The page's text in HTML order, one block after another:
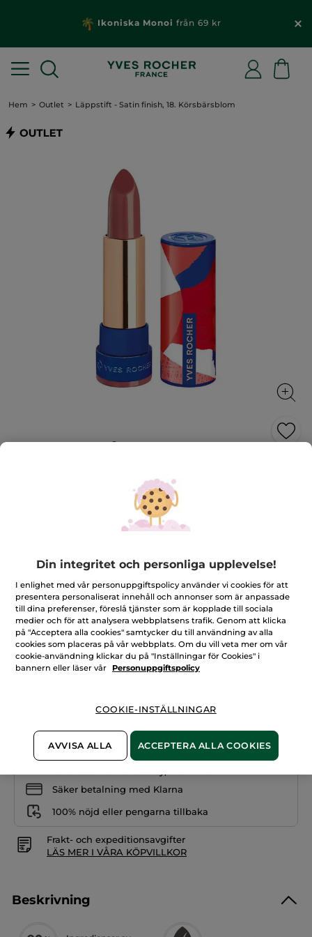
Ikoniska Monoi från 69 kr
Hem Outlet Läppstift - Satin finish, 18. Körsbärsblom
Läppstift - Satin finish, 18.
Körsbärsblom
Maximal färg som håller länge
3.7 g
4.1
av
stjärnor.
Läs
recensioner
Läppstift
-
Satin
finish,15.
Granatäpple
136,00 Kr
18. Körsbärsblom
Antal
LÄGG I VARUKORGEN
Fri frakt vid köp över 229 kr
Säker betalning med Klarna
100% nöjd eller pengarna tillbaka
Frakt- och expeditionsavgifter
LÄS MER I VÅRA KÖPVILLKOR
Beskrivning
Din integritet och personliga upplevelse!
I enlighet med vår personuppgiftspolicy använder vi cookies för att
presentera personaliserat innehåll och annonser som är anpassade
till dina preferenser, föreslå tjänster som är kopplade till sociala
medier och för att analysera webbplatsens trafik. Genom att klicka
på "Acceptera alla cookies" samtycker du till användning av alla
cookies som placeras på vår webbplats. Om du vill veta mer om vår
cookie-användning klickar du på "Inställningar för Cookies" i
bannern eller läser vår
Personuppgiftspolicy
COOKIE-INSTÄLLNINGAR
AVVISA ALLA ACCEPTERA ALLA COOKIES